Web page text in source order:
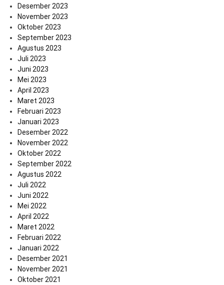
Desember 2023
November 2023
Oktober 2023
September 2023
Agustus 2023
Juli 2023
Juni 2023
Mei 2023
April 2023
Maret 2023
Februari 2023
Januari 2023
Desember 2022
November 2022
Oktober 2022
September 2022
Agustus 2022
Juli 2022
Juni 2022
Mei 2022
April 2022
Maret 2022
Februari 2022
Januari 2022
Desember 2021
November 2021
Oktober 2021